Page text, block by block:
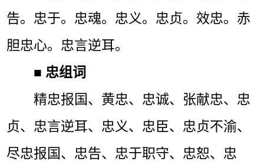
告。忠于。忠魂。忠义。忠贞。效忠。赤
胆忠心。忠言逆耳。
■ 忠组词
精忠报国、黄忠、忠诚、张献忠、忠
贞、忠言逆耳、忠义、忠臣、忠贞不渝、
尽忠报国、忠告、忠于职守、忠恕、忠